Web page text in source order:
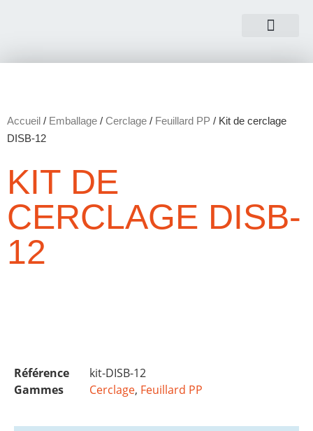
Accueil / Emballage / Cerclage / Feuillard PP / Kit de cerclage
DISB-12
KIT DE
CERCLAGE DISB-
12
Référence
kit-DISB-12
Gammes
Cerclage, Feuillard PP